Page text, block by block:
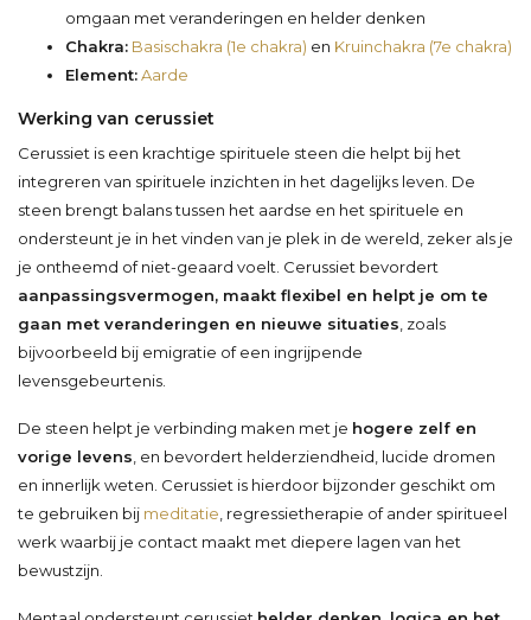
omgaan met veranderingen en helder denken
Chakra: Basischakra (1e chakra) en Kruinchakra (7e chakra)
Element:Aarde
Werking van cerussiet
Cerussiet is een krachtige spirituele steen die helpt bij het
integreren van spirituele inzichten in het dagelijks leven. De
steen brengt balans tussen het aardse en het spirituele en
ondersteunt je in het vinden van je plek in de wereld, zeker als je
je ontheemd of niet-geaard voelt. Cerussiet bevordert
aanpassingsvermogen, maakt flexibel en helpt je om te
gaan met veranderingen en nieuwe situaties , zoals
bijvoorbeeld bij emigratie of een ingrijpende
levensgebeurtenis.
De steen helpt je verbinding maken met je hogere zelf en
vorige levens , en bevordert helderziendheid, lucide dromen
en innerlijk weten. Cerussiet is hierdoor bijzonder geschikt om
te gebruiken bij meditatie , regressietherapie of ander spiritueel
werk waarbij je contact maakt met diepere lagen van het
bewustzijn.